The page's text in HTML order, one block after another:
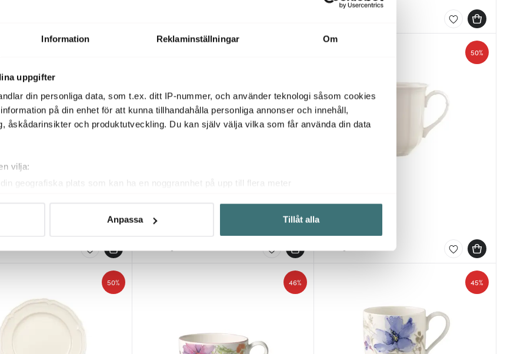
Information Reklaminställningar Om
uppgifter
din personliga data, som t.ex. ditt IP-nummer, och använder teknologi såsom cookies
på din enhet för att kunna tillhandahålla personliga annonser och innehåll,
åskådarinsikter och produktutveckling. Du kan själv välja vilka som får använda din data
vilja:
geografiska plats som kan ha en noggrannhet på upp till flera meter
detaljsektionen
när som helst från cookie-förklaringen.
och annonserna ska anpassas efter det som vi tror att du tycker om. Det gör också
göra hemsidan ännu bättre. Du bestämmer själv vilka cookies som du vill dela med dig
Anpassa Tillåt alla
230 kr
50%
50% 46% 45%